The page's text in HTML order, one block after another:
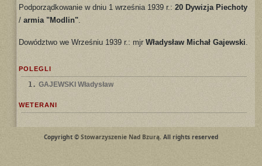
Podporządkowanie w dniu 1 września 1939 r.: 20 Dywizja Piechoty
/ armia "Modlin".
Dowództwo we Wrześniu 1939 r.: mjr Władysław Michał Gajewski.
POLEGLI
1. GAJEWSKI Władysław
WETERANI
Copyright © Stowarzyszenie Nad Bzurą. All rights reserved